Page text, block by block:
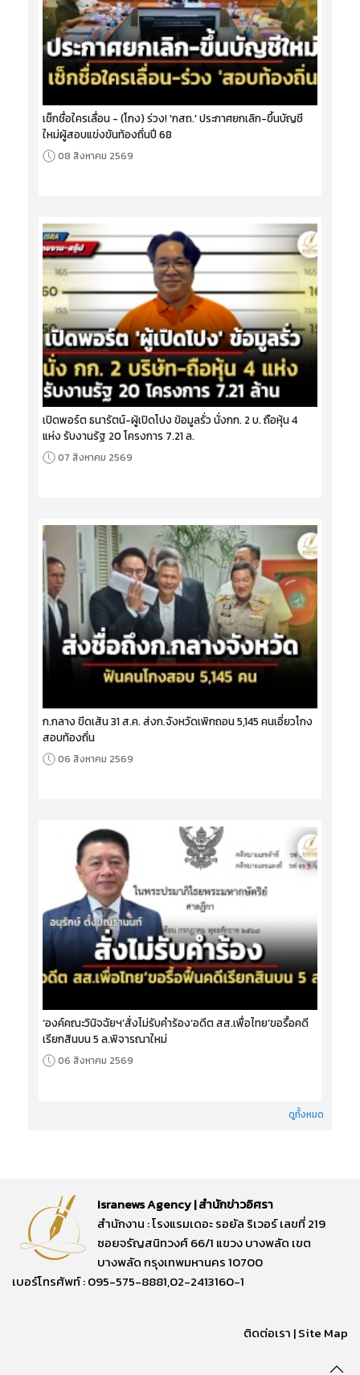
เช็กชื่อใครเลื่อน - (โกง) ร่วง! 'กสถ.' ประกาศยกเลิก-ขึ้นบัญชี
ใหม่ผู้สอบแข่งขันท้องถิ่นปี 68
08 สิงหาคม 2569
เปิดพอร์ต ธนารัตน์-ผู้เปิดโปง ข้อมูลรั่ว นั่งกก. 2 บ. ถือหุ้น 4
แห่ง รับงานรัฐ 20 โครงการ 7.21 ล.
07 สิงหาคม 2569
ก.กลาง ขีดเส้น 31 ส.ค. ส่งก.จังหวัดเพิกถอน 5,145 คนเอี่ยวโกง
สอบท้องถิ่น
06 สิงหาคม 2569
‘องค์คณะวินิจฉัยฯ’สั่งไม่รับคำร้อง‘อดีต สส.เพื่อไทย’ขอรื้อคดี
เรียกสินบน 5 ล.พิจารณาใหม่
06 สิงหาคม 2569
ดูทั้งหมด
Isranews Agency | สำนักข่าวอิศรา
สำนักงาน : โรงแรมเดอะ รอยัล ริเวอร์ เลขที่ 219
ซอยจรัญสนิทวงศ์ 66/1 แขวง บางพลัด เขต
บางพลัด กรุงเทพมหานคร 10700
เบอร์โทรศัพท์ : 095-575-8881,02-2413160-1
ติดต่อเรา |Site Map